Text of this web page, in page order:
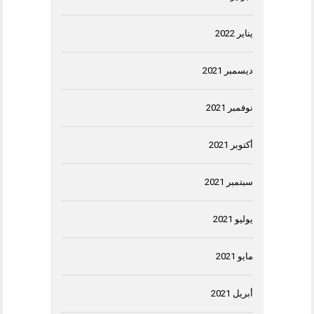
يناير 2022
ديسمبر 2021
نوفمبر 2021
أكتوبر 2021
سبتمبر 2021
يوليو 2021
مايو 2021
أبريل 2021